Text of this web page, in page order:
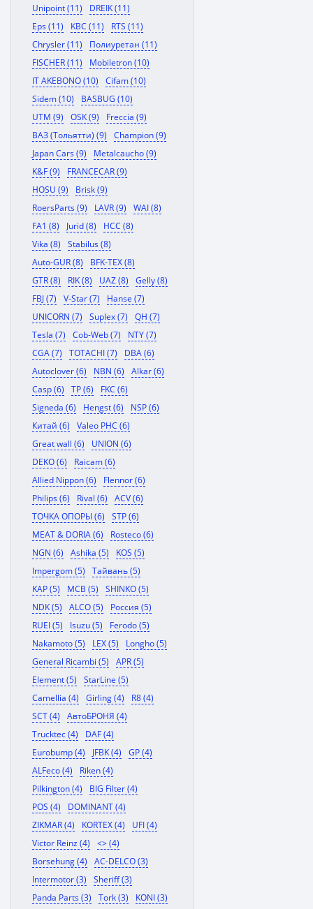
Unipoint (11)
DREIK (11)
Eps (11)
KBC (11)
RTS (11)
Chrysler (11)
Полиуретан (11)
FISCHER (11)
Mobiletron (10)
IT AKEBONO (10)
Cifam (10)
Sidem (10)
BASBUG (10)
UTM (9)
OSK (9)
Freccia (9)
ВАЗ (Тольятти) (9)
Champion (9)
Japan Cars (9)
Metalcaucho (9)
K&F (9)
FRANCECAR (9)
HOSU (9)
Brisk (9)
RoersParts (9)
LAVR (9)
WAI (8)
FA1 (8)
Jurid (8)
HCC (8)
Vika (8)
Stabilus (8)
Auto-GUR (8)
BFK-TEX (8)
GTR (8)
RIK (8) UAZ (8)
Gelly (8)
FBJ (7)
V-Star (7)
Hanse (7)
UNICORN (7)
Suplex (7)
QH (7)
Tesla (7)
Cob-Web (7)
NTY (7)
CGA (7)
TOTACHI (7)
DBA (6)
Autoclover (6)
NBN (6)
Alkar (6)
Casp (6)
TP (6)
FKC (6)
Signeda (6)
Hengst (6)
NSP (6)
Китай (6)
Valeo PHC (6)
Great wall (6)
UNION (6)
DEKO (6)
Raicam (6)
Allied Nippon (6)
Flennor (6)
Philips (6)
Rival (6)
ACV (6)
ТОЧКА ОПОРЫ (6)
STP (6)
MEAT & DORIA (6)
Rosteco (6)
NGN (6)
Ashika (5)
KOS (5)
Impergom (5)
Тайвань (5)
KAP (5)
MCB (5)
SHINKO (5)
NDK (5)
ALCO (5)
Россия (5)
RUEI (5)
Isuzu (5)
Ferodo (5)
Nakamoto (5)
LEX (5)
Longho (5)
General Ricambi (5)
APR (5)
Element (5)
StarLine (5)
Camellia (4)
Girling (4)
R8 (4)
SCT (4)
АвтоБРОНЯ (4)
Trucktec (4)
DAF (4)
Eurobump (4)
JFBK (4)
GP (4)
ALFeco (4)
Riken (4)
Pilkington (4)
BIG Filter (4)
POS (4)
DOMINANT (4)
ZIKMAR (4)
KORTEX (4)
UFI (4)
Victor Reinz (4)
<> (4)
Borsehung (4)
AC-DELCO (3)
Intermotor (3)
Sheriff (3)
Panda Parts (3)
Tork (3)
KONI (3)